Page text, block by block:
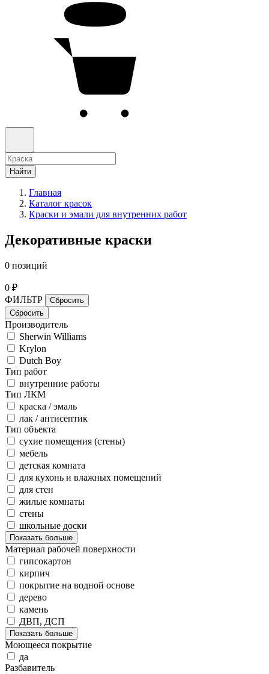
Найти
Главная
Каталог красок
Краски и эмали для внутренних работ
Декоративные краски
0 позиций
0 ₽
ФИЛЬТР
Производитель
Sherwin Williams
Krylon
Dutch Boy
Тип работ
внутренние работы
Тип ЛКМ
краска / эмаль
лак / антисептик
Тип объекта
сухие помещения (стены)
мебель
детская комната
для кухонь и влажных помещений
для стен
жилые комнаты
стены
школьные доски
Показать больше
Материал рабочей поверхности
гипсокартон
кирпич
покрытие на водной основе
дерево
камень
ДВП, ДСП
Показать больше
Моющееся покрытие
да
Разбавитель